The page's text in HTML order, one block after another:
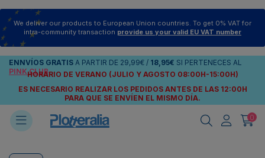
We deliver our products to European Union countries. To get 0% VAT for
intra-community transaction provide us your valid EU VAT number
ENNVÍOS GRATIS A PARTIR DE 29,99€ / 18,95€ SI PERTENECES AL
PINK CLUB
HORARIO DE VERANO (JULIO Y AGOSTO 08:00H-15:00H)
ES NECESARIO REALIZAR LOS PEDIDOS ANTES DE LAS 12:00H
PARA QUE SE ENVÍEN EL MISMO DÍA.
0